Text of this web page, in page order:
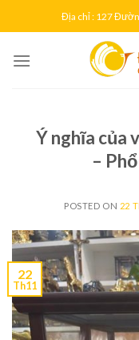
to
Địa chỉ : 127
Ý nghĩa của
–
POSTED ON 22
22
Th11